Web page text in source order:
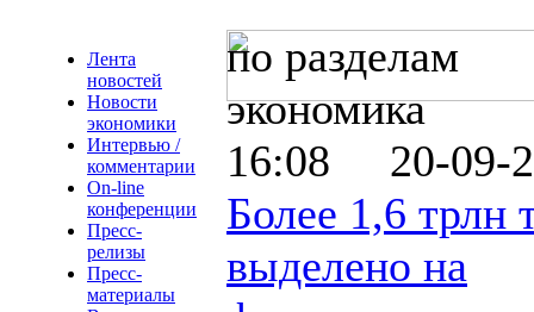
Лента
новостей
Новости
экономики
Интервью /
комментарии
On-line
конференции
Пресс-
релизы
Пресс-
материалы
по разделам
экономика
16:08 20-09-
Более 1,6 трлн
выделено на